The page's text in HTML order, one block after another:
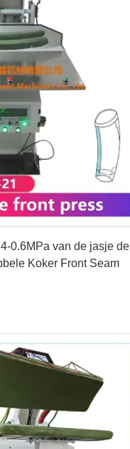
0.6MPa van de jasje de
Koker Front Seam